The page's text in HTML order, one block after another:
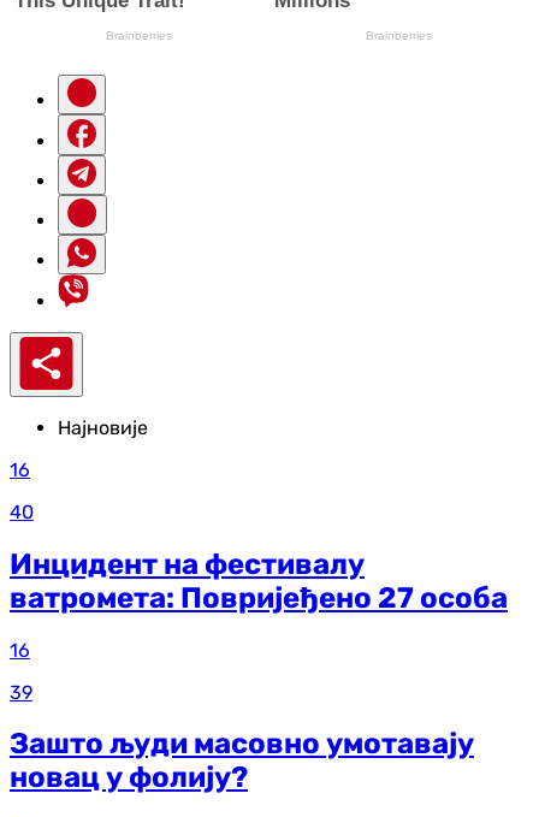
Најновије
16
40
Инцидент на фестивалу
ватромета: Повријеђено 27 особа
16
39
Зашто људи масовно умотавају
новац у фолију?